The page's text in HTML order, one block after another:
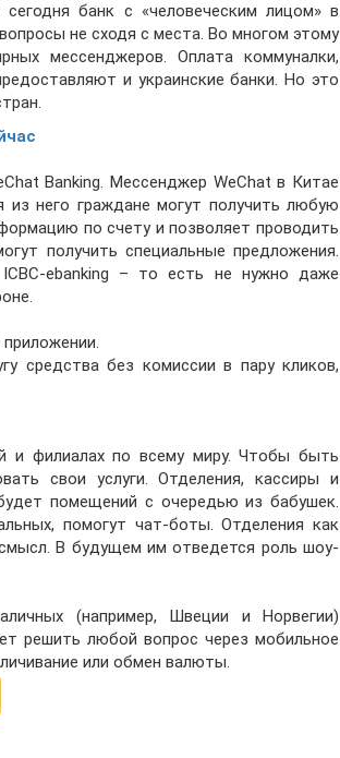
банк с «человеческим лицом» в
не сходя с места. Во многом этому
мессенджеров. Оплата коммуналки,
и украинские банки. Но это
Banking. Мессенджер WeChat в Китае
из него граждане могут получить любую
по счету и позволяет проводить
получить специальные предложения.
ebanking – то есть не нужно даже
средства без комиссии в пару кликов,
и филиалах по всему миру. Чтобы быть
свои услуги. Отделения, кассиры и
помещений с очередью из бабушек.
помогут чат-боты. Отделения как
В будущем им отведется роль шоу-
(например, Швеции и Норвегии)
решить любой вопрос через мобильное
или обмен валюты.